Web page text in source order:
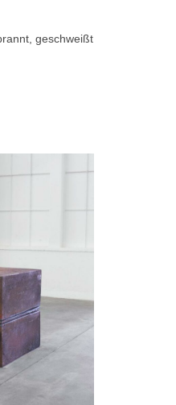
geschweißt